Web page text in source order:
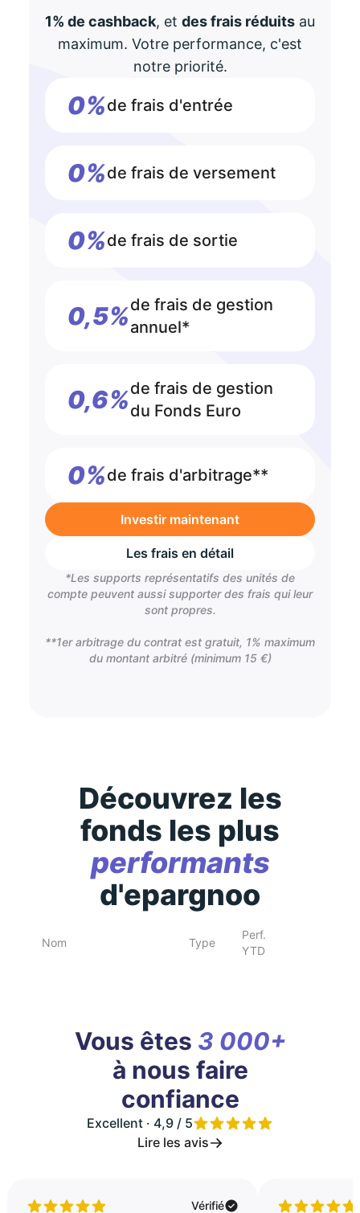
1% de cashback, et des frais réduits au
maximum. Votre performance, c'est
notre priorité.
0%de frais d'entrée
0%de frais de versement
0%de frais de sortie
0,5%de frais de gestion
annuel*
0,6%de frais de gestion
du Fonds Euro
0%de frais d'arbitrage**
Investir maintenant
Les frais en détail
*Les supports représentatifs des unités de
compte peuvent aussi supporter des frais qui leur
sont propres.
**1er arbitrage du contrat est gratuit, 1% maximum
du montant arbitré (minimum 15 €)
Découvrez les
fonds les plus
performants
d'epargnoo
Nom Type
Perf.
YTD
Vous êtes 3 000+
à nous faire
confiance
Excellent · 4,9 / 5
Lire les avis
Vérifié